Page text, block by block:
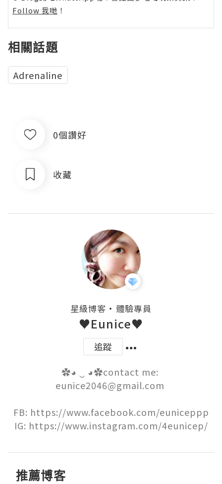
Follow 我哋 ！
相關話題
Adrenaline
0個讚好
收藏
星級博客 ・ 體驗專員
♥Eunice♥
追蹤
✿◕ ‿ ◕✿contact me:
eunice2046@gmail.com
FB: https://www.facebook.com/euniceppp
IG: https://www.instagram.com/4eunicep/
推薦博客